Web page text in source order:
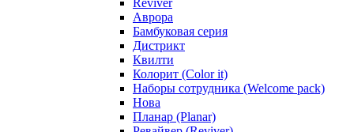
Аврора
Бамбуковая серия
Дистрикт
Квилти
Колорит (Color it)
Наборы сотрудника (Welcome pack)
Нова
Планар (Planar)